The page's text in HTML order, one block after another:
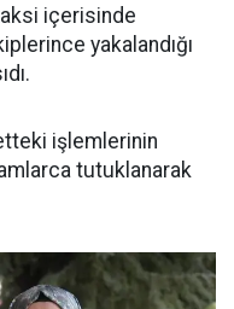
içerisinde
yakalandığı
işlemlerinin
tutuklanarak